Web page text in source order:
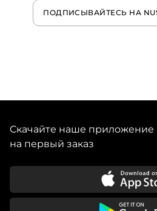
ПОДПИСЫВАЙТЕСЬ НА
Скачайте наше приложение
на первый заказ